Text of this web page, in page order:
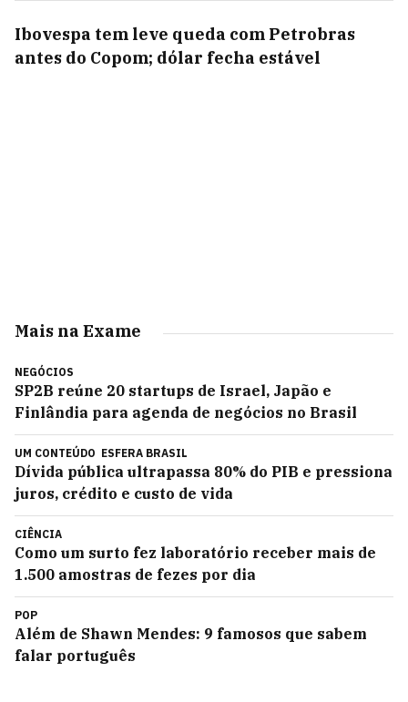
Ibovespa tem leve queda com Petrobras
antes do Copom; dólar fecha estável
Mais na Exame
NEGÓCIOS
SP2B reúne 20 startups de Israel, Japão e
Finlândia para agenda de negócios no Brasil
UM CONTEÚDO ESFERA BRASIL
Dívida pública ultrapassa 80% do PIB e pressiona
juros, crédito e custo de vida
CIÊNCIA
Como um surto fez laboratório receber mais de
1.500 amostras de fezes por dia
POP
Além de Shawn Mendes: 9 famosos que sabem
falar português